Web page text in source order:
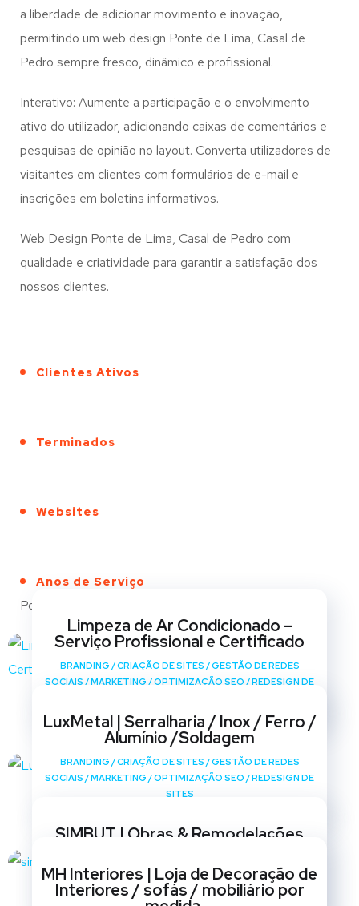
a liberdade de adicionar movimento e inovação,
permitindo um web design Ponte de Lima, Casal de
Pedro sempre fresco, dinâmico e profissional.
Interativo: Aumente a participação e o envolvimento
ativo do utilizador, adicionando caixas de comentários e
pesquisas de opinião no layout. Converta utilizadores de
visitantes em clientes com formulários de e-mail e
inscrições em boletins informativos.
Web Design Ponte de Lima, Casal de Pedro com
qualidade e criatividade para garantir a satisfação dos
nossos clientes.
Clientes Ativos
Terminados
Websites
Anos de Serviço
Portfólio
Limpeza de Ar Condicionado –
Serviço Profissional e Certificado
BRANDING /CRIAÇÃO DE SITES /GESTÃO DE REDES
SOCIAIS /MARKETING /OPTIMIZAÇÃO SEO /REDESIGN DE
LuxMetal | Serralharia / Inox / Ferro /
Alumínio /Soldagem
BRANDING /CRIAÇÃO DE SITES /GESTÃO DE REDES
SOCIAIS /MARKETING /OPTIMIZAÇÃO SEO /REDESIGN DE
SITES
SIMBUT | Obras & Remodelações
SOCIAIS /MARKETING OPTIMIZAÇÃO SEO/ REDESIGN DE
SITES
MH Interiores | Loja de Decoração de
Interiores / sofás / mobiliário por